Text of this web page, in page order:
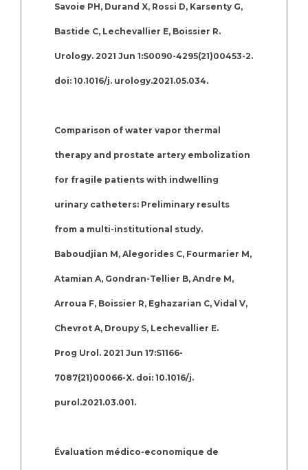
Savoie PH, Durand X, Rossi D, Karsenty G,
Bastide C, Lechevallier E, Boissier R.
Urology. 2021 Jun 1:S0090-4295(21)00453-2.
doi: 10.1016/j. urology.2021.05.034.
Comparison of water vapor thermal
therapy and prostate artery embolization
for fragile patients with indwelling
urinary catheters: Preliminary results
from a multi-institutional study.
Baboudjian M, Alegorides C, Fourmarier M,
Atamian A, Gondran-Tellier B, Andre M,
Arroua F, Boissier R, Eghazarian C, Vidal V,
Chevrot A, Droupy S, Lechevallier E.
Prog Urol. 2021 Jun 17:S1166-
7087(21)00066-X. doi: 10.1016/j.
purol.2021.03.001.
Évaluation médico-economique de